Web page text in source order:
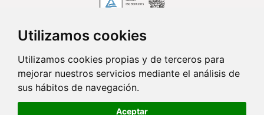
Utilizamos cookies
Utilizamos cookies propias y de terceros para
mejorar nuestros servicios mediante el análisis de
sus hábitos de navegación.
Aceptar
Síguenos en...
Contacto
Av. Monforte de Lemos, 3-5. Pabellón 11. Planta 0 28029 Madrid